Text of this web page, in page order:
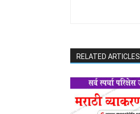
RELATED ARTICLES